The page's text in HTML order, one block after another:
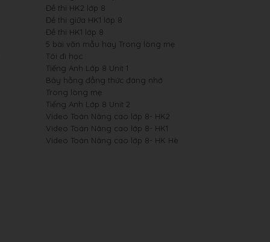
Đề thi HK2 lớp 8
Đề thi giữa HK1 lớp 8
Đề thi HK1 lớp 8
5 bài văn mẫu hay Trong lòng mẹ
Tôi đi học
Tiếng Anh Lớp 8 Unit 1
Bảy hằng đẳng thức đáng nhớ
Trong lòng mẹ
Tiếng Anh Lớp 8 Unit 2
Video Toán Nâng cao lớp 8- HK2
Video Toán Nâng cao lớp 8- HK1
Video Toán Nâng cao lớp 8- HK Hè